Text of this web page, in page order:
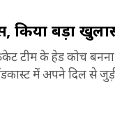
को पहला वनडे भी
को ऑस्ट्रेलिया के
मैच खेले हैं, जिसमें
किया बड़ा
टीम के हेड कोच
में अपने द‍िल से